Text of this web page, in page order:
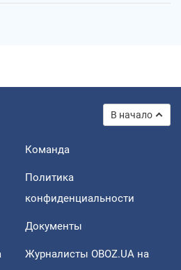
В начало
Команда
Политика
конфиденциальности
Документы
Журналисты OBOZ.UA на